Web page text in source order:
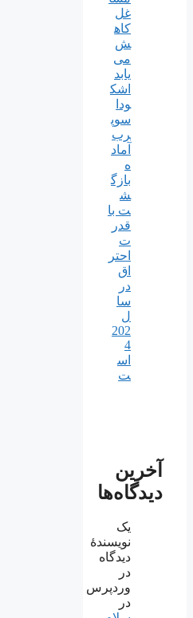
غل
کاه
ش
می
یابد
اشک
ودا
سوپ
رب
آماد
ه
بازگ
ش
ت با
قدر
ت
احتر
اق
در
سا
ل
202
4
اس
ت
آخرین
دیدگاه‌ها
یک
نویسندهٔ
دیدگاه
در
وردپرس
در